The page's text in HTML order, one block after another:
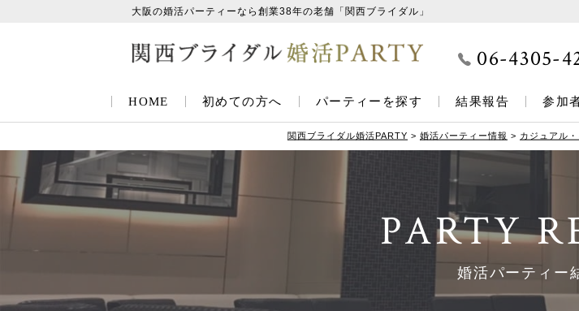
大阪の婚活パーティーなら創業38年の老舗「関西ブライダル」
06-4305-
HOME 初めての方へ パーティーを探す 結果報告 参加
関西ブライダル婚活PARTY > 婚活パーティー情報 > カジュアル
PARTY
婚活パーティー